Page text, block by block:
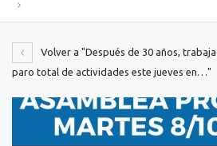
Volver a "Después de 30 años,
paro total de actividades este jueves en…"